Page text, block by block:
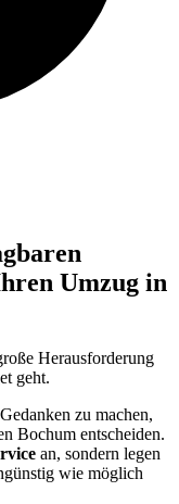
Umzug in
Herausforderung
geht.
zu machen,
Bochum entscheiden.
an, sondern legen
wie möglich